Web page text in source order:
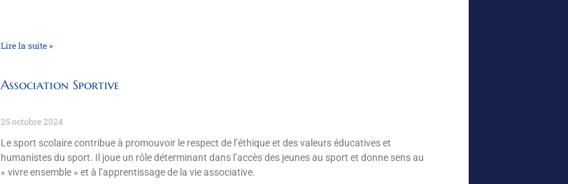
Lire la suite »
Association Sportive
25 octobre 2024
Le sport scolaire contribue à promouvoir le respect de l’éthique et des valeurs éducatives et
humanistes du sport. Il joue un rôle déterminant dans l’accès des jeunes au sport et donne sens au
« vivre ensemble » et à l’apprentissage de la vie associative.